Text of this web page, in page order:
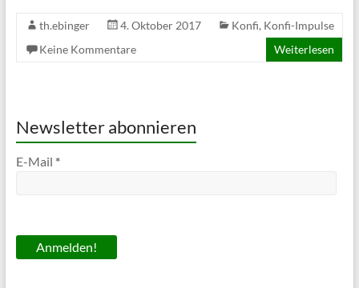
th.ebinger 4. Oktober 2017 Konfi, Konfi-Impulse
Keine Kommentare
Weiterlesen
Newsletter abonnieren
E-Mail *